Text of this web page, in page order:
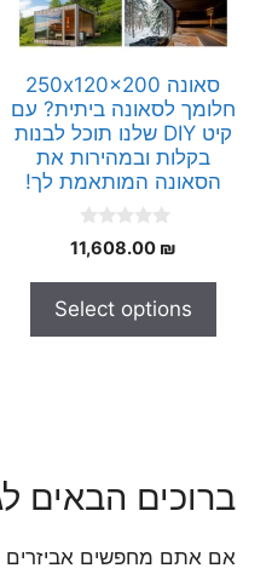
סאונה 250x120x200
חלומך לסאונה ביתית? עם
קיט DIY שלנו תוכל לבנות
בקלות ובמהירות את
הסאונה המותאמת לך!
0
o
o
5
11,608.00 ₪
Select options
ברוכים הבאים
אם אתם מחפשים אביזרים